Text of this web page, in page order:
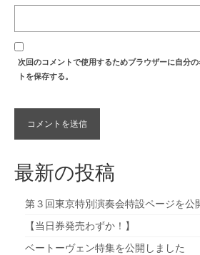
次回のコメントで使用するためブラウザーに自分
トを保存する。
最新の投稿
第３回東京特別演奏会特設ページを公
【当日券発売わずか！】
ベートーヴェン特集を公開しました